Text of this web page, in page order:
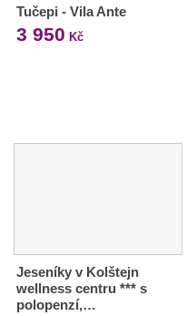
Tučepi - Vila Ante
3 950 Kč
Jeseníky v Kolštejn
wellness centru *** s
polopenzí,…